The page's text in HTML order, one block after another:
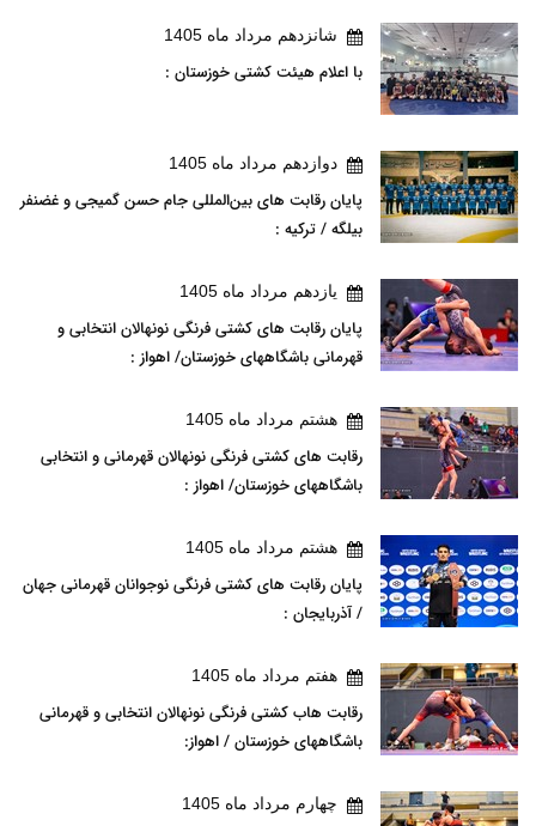
شانزدهم مرداد ماه 1405
با اعلام هیئت کشتی خوزستان :
دوازدهم مرداد ماه 1405
پایان رقابت های بین‌المللی جام حسن گمیجی و غضنفر
بیلگه / ترکیه :
يازدهم مرداد ماه 1405
پایان رقابت های کشتی فرنگی نونهالان انتخابی و
قهرمانی باشگاههای خوزستان/ اهواز :
هشتم مرداد ماه 1405
رقابت های کشتی فرنگی نونهالان قهرمانی و انتخابی
باشگاههای خوزستان/ اهواز :
هشتم مرداد ماه 1405
پایان رقابت های کشتی فرنگی نوجوانان قهرمانی جهان
/ آذربایجان :
هفتم مرداد ماه 1405
رقابت هاب کشتی فرنگی نونهالان انتخابی و قهرمانی
باشگاههای خوزستان / اهواز:
چهارم مرداد ماه 1405